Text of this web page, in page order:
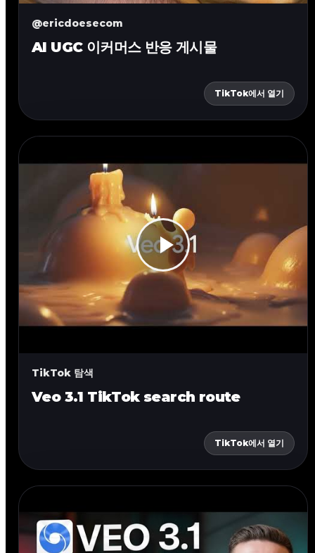
@ericdoesecom
AI UGC 이커머스 반응 게시물
TikTok에서 열기
TikTok 탐색
Veo 3.1 TikTok search route
TikTok에서 열기